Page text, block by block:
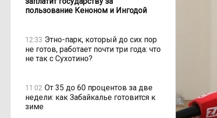
пользование Кеноном и Ингодой
12:33 Этно-парк, который до сих пор
не готов, работает почти три года: что
не так с Сухотино?
11:02 От 35 до 60 процентов за две
недели: как Забайкалье готовится к
зиме